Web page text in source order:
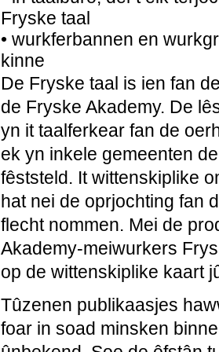
Fryske taal
• wurkferbannen en
kinne
De Fryske taal is ien fan
de Fryske Akademy. De
yn it taalferkear fan de
ek yn inkele gemeenten
fêststeld. It wittenskiplike
hat nei de oprjochting fan
flecht nommen. Mei de
Akademy-meiwurkers
op de wittenskiplike kaart
Tûzenen publikaasjes
foar in soad minsken